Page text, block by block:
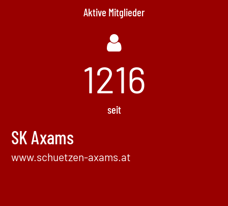
Aktive Mitglieder
1472
seit
SK Axams
www.schuetzen-axams.at